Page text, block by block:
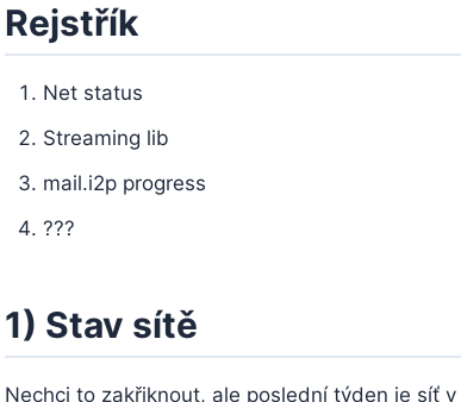
Rejstřík
Net status
Streaming lib
mail.i2p progress
???
1) Stav sítě
Nechci to zakřiknout, ale poslední týden je síť